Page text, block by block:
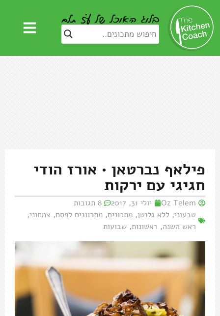
פילאף נברטאן • אורז הודי
חגיגי עם ירקות
Oz Telem יולי 31, 2017
8 תגובות
טבעוני, ללא גלוטן, מתכונים, מתכוננים לפסח, צמחוני,
ראש השנה, ראשונות, שבועות